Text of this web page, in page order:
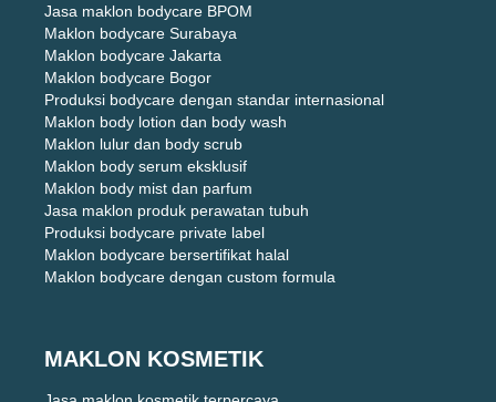
Jasa maklon bodycare BPOM
Maklon bodycare Surabaya
Maklon bodycare Jakarta
Maklon bodycare Bogor
Produksi bodycare dengan standar internasional
Maklon body lotion dan body wash
Maklon lulur dan body scrub
Maklon body serum eksklusif
Maklon body mist dan parfum
Jasa maklon produk perawatan tubuh
Produksi bodycare private label
Maklon bodycare bersertifikat halal
Maklon bodycare dengan custom formula
MAKLON KOSMETIK